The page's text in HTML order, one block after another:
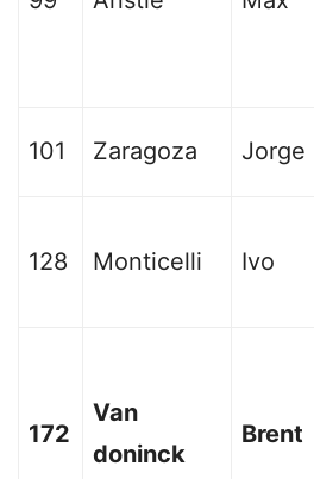
101 Zaragoza Jorge
128 Monticelli Ivo
172
Van
doninck
Brent